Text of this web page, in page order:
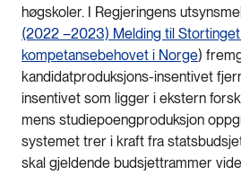
høgskoler. I Regjeringens
(2022 –2023) Melding til
kompetansebehovet i Norge)
kandidatproduksjons-insentivet
insentivet som ligger i ekstern
mens studiepoengproduksjon
systemet trer i kraft fra
skal gjeldende budsjettrammer